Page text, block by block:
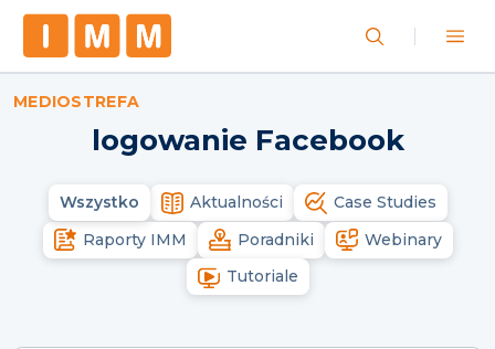
MEDIOSTREFA
logowanie Facebook
Wszystko Aktualności
Case Studies
Raporty IMM
Poradniki
Webinary
Tutoriale